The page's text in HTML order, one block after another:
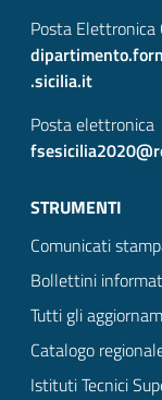
Posta Elettronica
.sicilia.it
Posta elettronica
STRUMENTI
Comunicati
Bollettini
Tutti gli
Catalogo
Istituti Tecnici